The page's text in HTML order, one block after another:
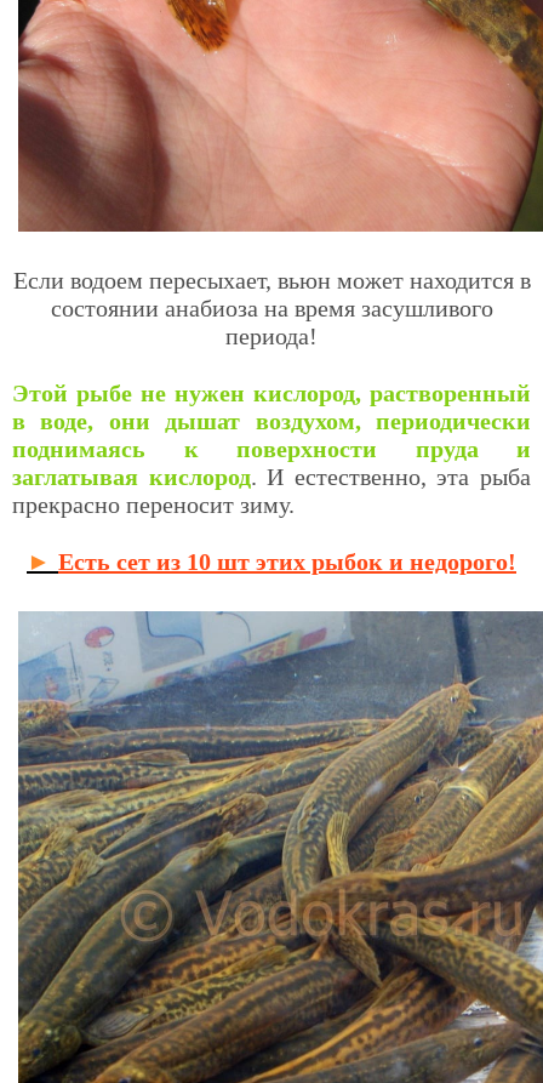
Если водоем пересыхает, вьюн может находится в
состоянии анабиоза на время засушливого
периода!
Этой рыбе не нужен кислород, растворенный
в воде, они дышат воздухом, периодически
поднимаясь к поверхности пруда и
заглатывая кислород. И естественно, эта рыба
прекрасно переносит зиму.
► Есть сет из 10 шт этих рыбок и недорого!